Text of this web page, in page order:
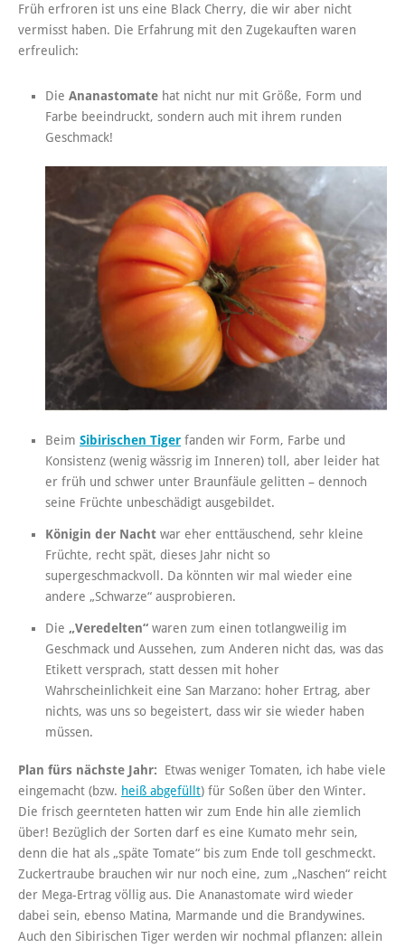
Früh erfroren ist uns eine Black Cherry, die wir aber nicht
vermisst haben. Die Erfahrung mit den Zugekauften waren
erfreulich:
Die Ananastomate hat nicht nur mit Größe, Form und
Farbe beeindruckt, sondern auch mit ihrem runden
Geschmack!
Beim Sibirischen Tiger fanden wir Form, Farbe und
Konsistenz (wenig wässrig im Inneren) toll, aber leider hat
er früh und schwer unter Braunfäule gelitten – dennoch
seine Früchte unbeschädigt ausgebildet.
Königin der Nacht war eher enttäuschend, sehr kleine
Früchte, recht spät, dieses Jahr nicht so
supergeschmackvoll. Da könnten wir mal wieder eine
andere „Schwarze“ ausprobieren.
Die „Veredelten“ waren zum einen totlangweilig im
Geschmack und Aussehen, zum Anderen nicht das, was das
Etikett versprach, statt dessen mit hoher
Wahrscheinlichkeit eine San Marzano: hoher Ertrag, aber
nichts, was uns so begeistert, dass wir sie wieder haben
müssen.
Plan fürs nächste Jahr:
Etwas weniger Tomaten, ich habe viele
eingemacht (bzw. heiß abgefüllt) für Soßen über den Winter.
Die frisch geernteten hatten wir zum Ende hin alle ziemlich
über! Bezüglich der Sorten darf es eine Kumato mehr sein,
denn die hat als „späte Tomate“ bis zum Ende toll geschmeckt.
Zuckertraube brauchen wir nur noch eine, zum „Naschen“ reicht
der Mega-Ertrag völlig aus. Die Ananastomate wird wieder
dabei sein, ebenso Matina, Marmande und die Brandywines.
Auch den Sibirischen Tiger werden wir nochmal pflanzen: allein